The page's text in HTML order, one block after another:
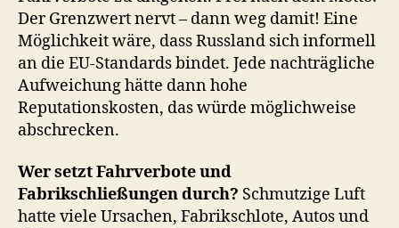
Der Grenzwert nervt – dann weg damit! Eine
Möglichkeit wäre, dass Russland sich informell
an die EU-Standards bindet. Jede nachträgliche
Aufweichung hätte dann hohe
Reputationskosten, das würde möglichweise
abschrecken.
Wer setzt Fahrverbote und
Fabrikschließungen durch? Schmutzige Luft
hatte viele Ursachen, Fabrikschlote, Autos und